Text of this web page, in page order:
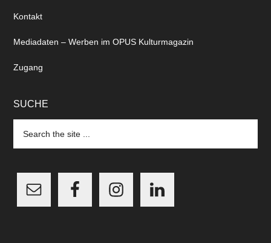
Kontakt
Mediadaten – Werben im OPUS Kulturmagazin
Zugang
SUCHE
the